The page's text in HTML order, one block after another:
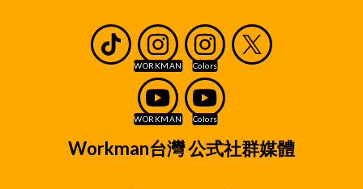
Workman台灣 公式社群媒體